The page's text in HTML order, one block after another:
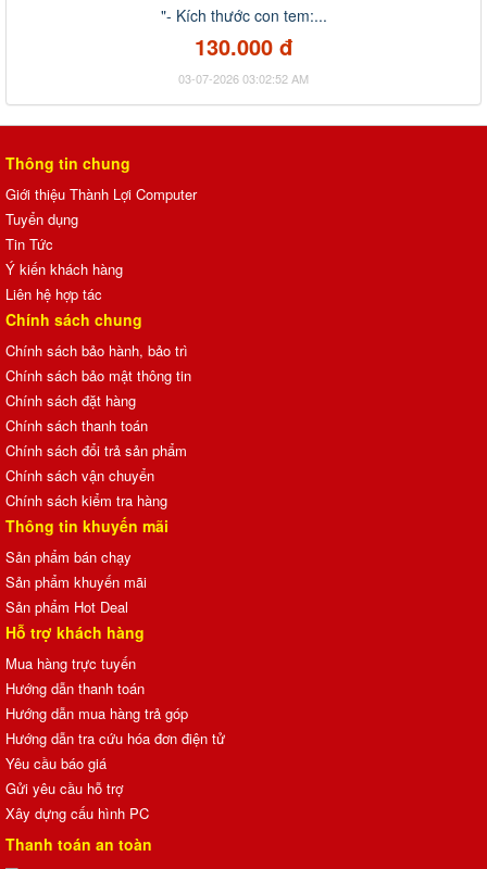
"- Kích thước con tem:...
130.000 đ
03-07-2026 03:02:52 AM
Thông tin chung
Giới thiệu Thành Lợi Computer
Tuyển dụng
Tin Tức
Ý kiến khách hàng
Liên hệ hợp tác
Chính sách chung
Chính sách bảo hành, bảo trì
Chính sách bảo mật thông tin
Chính sách đặt hàng
Chính sách thanh toán
Chính sách đổi trả sản phẩm
Chính sách vận chuyển
Chính sách kiểm tra hàng
Thông tin khuyến mãi
Sản phẩm bán chạy
Sản phẩm khuyến mãi
Sản phẩm Hot Deal
Hỗ trợ khách hàng
Mua hàng trực tuyến
Hướng dẫn thanh toán
Hướng dẫn mua hàng trả góp
Hướng dẫn tra cứu hóa đơn điện tử
Yêu cầu báo giá
Gửi yêu cầu hỗ trợ
Xây dựng cấu hình PC
Thanh toán an toàn